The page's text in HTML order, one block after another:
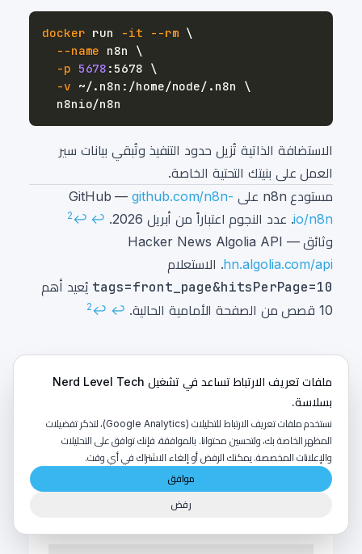
docker run -it --rm \
--name n8n \
-p 5678 :5678 \
-v ~/.n8n:/home/node/.n8n \
الاستضافة الذاتية تُزيل حدود التنفيذ وتُبقي بيانات سير
العمل على بنيتك التحتية الخاصة.
Footnotes
مستودع n8n على GitHub —
github.com/n8n-
io/n8n. عدد النجوم اعتباراً من أبريل 2026. ↩
↩
2
وثائق Hacker News Algolia API —
hn.algolia.com/api. الاستعلام
tags=front_page&hitsPerPage=10 يُعيد أهم
10 قصص من الصفحة الأمامية الحالية.
↩
↩
2
شارك هذا الدليل
الأسئلة الشائعة
ملفات تعريف الارتباط تساعد في تشغيل Nerd Level Tech
بسلاسة.
نستخدم ملفات تعريف الارتباط للتحليلات (Google Analytics)، لتذكر تفضيلات
المظهر الخاصة بك، ولتحسين محتوانا. بالموافقة، فإنك توافق على التحليلات
والإعلانات المخصصة. يمكنك الرفض أو إلغاء الاشتراك في أي وقت.
موافق
رفض